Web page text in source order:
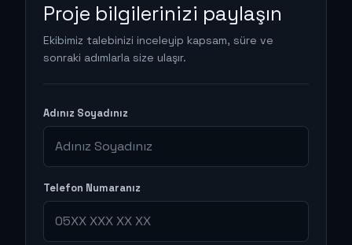
Proje bilgilerinizi paylaşın
Ekibimiz talebinizi inceleyip kapsam, süre ve
sonraki adımlarla size ulaşır.
Adınız Soyadınız
Telefon Numaranız